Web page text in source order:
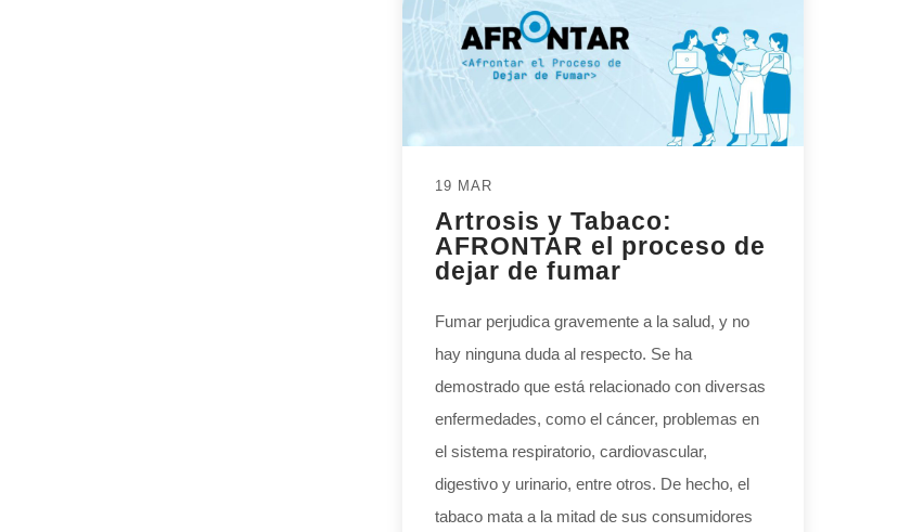
19 MAR
Artrosis y Tabaco:
AFRONTAR el proceso de
dejar de fumar
Fumar perjudica gravemente a la salud, y no
hay ninguna duda al respecto. Se ha
demostrado que está relacionado con diversas
enfermedades, como el cáncer, problemas en
el sistema respiratorio, cardiovascular,
digestivo y urinario, entre otros. De hecho, el
tabaco mata a la mitad de sus consumidores